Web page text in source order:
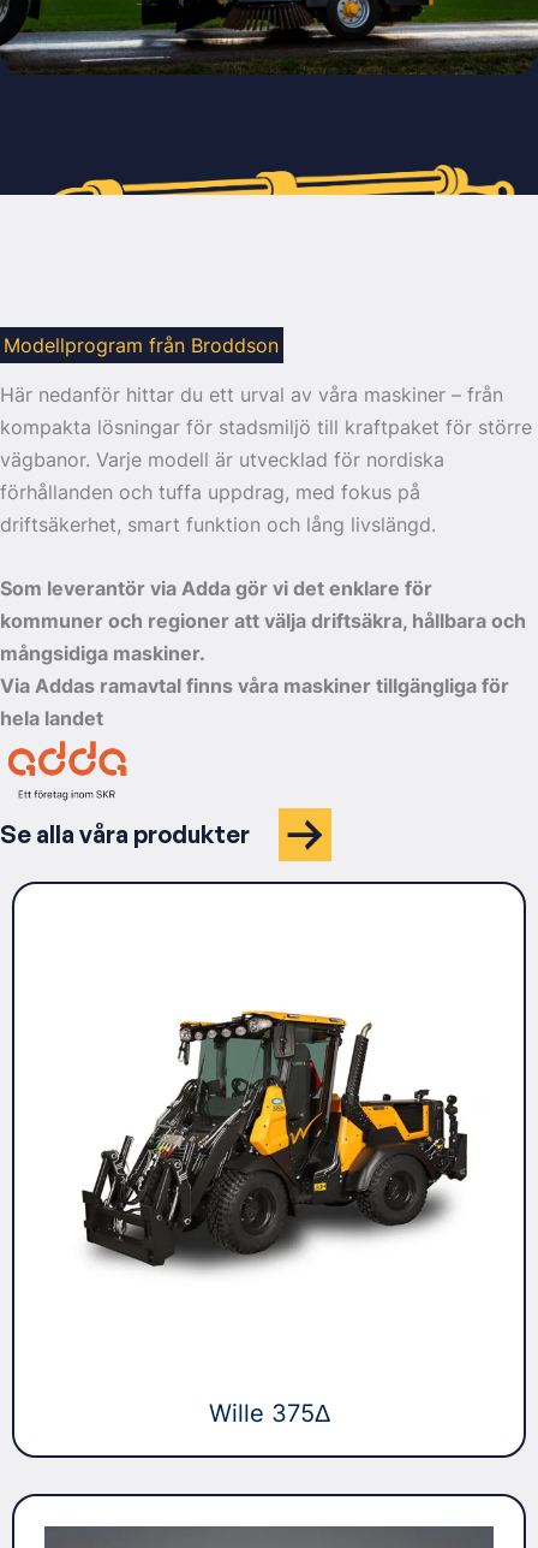
Modellprogram från Broddson
Här nedanför hittar du ett urval av våra maskiner – från
kompakta lösningar för stadsmiljö till kraftpaket för större
vägbanor. Varje modell är utvecklad för nordiska
förhållanden och tuffa uppdrag, med fokus på
driftsäkerhet, smart funktion och lång livslängd.
Som leverantör via Adda gör vi det enklare för
kommuner och regioner att välja driftsäkra, hållbara och
mångsidiga maskiner.
Via Addas ramavtal finns våra maskiner tillgängliga för
hela landet
Se alla våra produkter
Wille 375Δ